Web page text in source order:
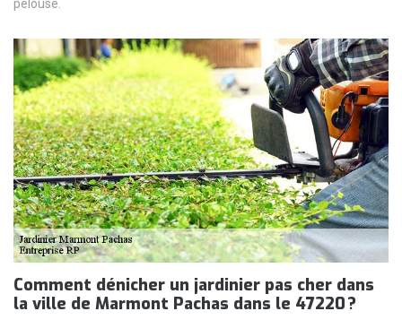
pelouse.
Comment dénicher un jardinier pas cher dans
la ville de Marmont Pachas dans le 47220 ?